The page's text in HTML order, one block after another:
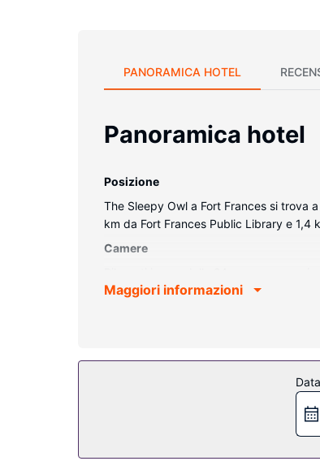
PANORAMICA HOTEL
Panoramica hotel
Posizione
The Sleepy Owl a Fort Frances si trova
km da Fort Frances Public Library e 1,4
Camere
con il mondo, mentre la TV con canali
Il un parcheggio gratuito è disponibile in
Maggiori informazioni